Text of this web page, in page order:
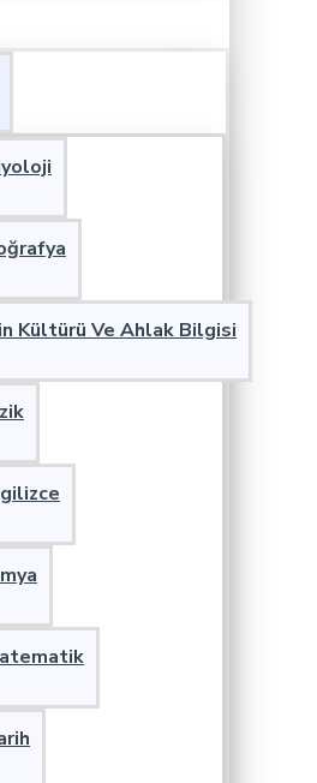
Kültürü Ve Ahlak Bilgisi